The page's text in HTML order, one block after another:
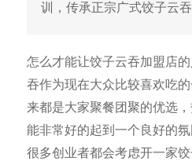
训，传承正宗广式饺子云吞
怎么才能让饺子云吞加盟店
吞作为现在大众比较喜欢吃
来都是大家聚餐团聚的优选
能非常好的起到一个良好的
很多创业者都会考虑开一家